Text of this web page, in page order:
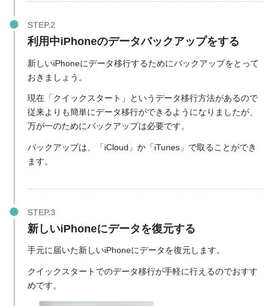
利用中iPhoneのデータバックアップをする
新しいiPhoneにデータ移行するためにバックアップをとって
おきましょう。
現在「クイックスタート」というデータ移行方法があるので
従来よりも簡単にデータ移行ができるようになりましたが、
万が一のためにバックアップは必要です。
バックアップは、「iCloud」か「iTunes」で取ることができ
ます。
新しいiPhoneにデータを復元する
手元に届いた新しいiPhoneにデータを復元します。
クイックスタートでのデータ移行が手軽に行えるのでおすす
めです。